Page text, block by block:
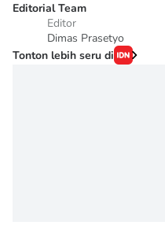
Editorial Team
Editor
Dimas Prasetyo
Tonton lebih seru di